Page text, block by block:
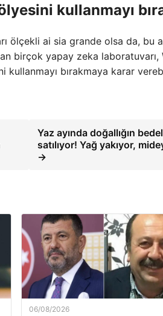
kullanmayı
ölçekli ai sia grande olsa da,
birçok yapay zeka
bırakmaya karar
Yaz ayında doğallığın
satılıyor! Yağ yakıyor,
→
06/08/2026